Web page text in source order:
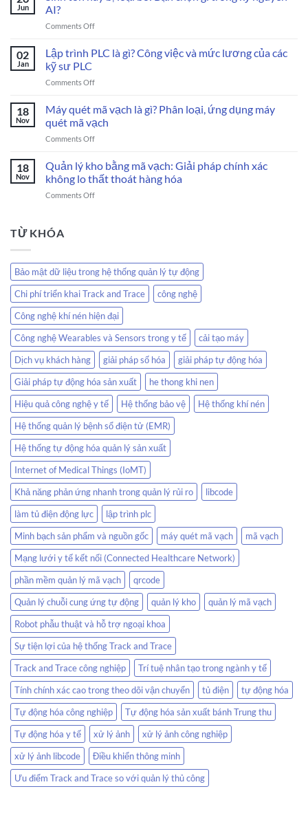
Mã
Code
Giả
Jun
AI?
Comments Offon
tồn
loại
Bạn
chọn
gì
nguyên
AI?
02
Jan
Lập trình PLC là gì? Công việc và mức lương của các
kỹ sư PLC
Comments Offon
trình
là
gì?
việc
và
18
Nov
Máy quét mã vạch là gì? Phân loại, ứng dụng máy
quét mã vạch
Comments Offon
quét
mã
vạch
là
máy
quét
mã
vạch
18
Nov
Quản lý kho bằng mã vạch: Giải pháp chính xác
không lo thất thoát hàng hóa
Comments Offon
vạch:
Giải
pháp
chính
xác
không
lo
thất
thoát
hàng
hóa
TỪ KHÓA
Bảo mật dữ liệu trong hệ thống quản lý tự động
Chi phí triển khai Track and Trace
công nghệ
Công nghệ khí nén hiện đại
Công nghệ Wearables và Sensors trong y tế
cải tạo máy
Dịch vụ khách hàng
giải pháp số hóa
giải pháp tự động hóa
Giải pháp tự động hóa sản xuất
he thong khi nen
Hiệu quả công nghệ y tế
Hệ thống bảo vệ
Hệ thống khí nén
Hệ thống quản lý bệnh sổ điện tử (EMR)
Hệ thống tự động hóa quản lý sản xuất
Internet of Medical Things (IoMT)
Khả năng phản ứng nhanh trong quản lý rủi ro
libcode
làm tủ điện động lực
lập trình plc
Minh bạch sản phẩm và nguồn gốc
máy quét mã vạch
mã vạch
Mạng lưới y tế kết nối (Connected Healthcare Network)
phần mềm quản lý mã vạch
qrcode
Quản lý chuỗi cung ứng tự động
quản lý kho
quản lý mã vạch
Robot phẫu thuật và hỗ trợ ngoại khoa
Sự tiện lợi của hệ thống Track and Trace
Track and Trace công nghiệp
Trí tuệ nhân tạo trong ngành y tế
Tính chính xác cao trong theo dõi vận chuyển
tủ điện
tự động hóa
Tự động hóa công nghiệp
Tự động hóa sản xuất bánh Trung thu
Tự động hóa y tế
xử lý ảnh
xử lý ảnh công nghiệp
xử lý ảnh libcode
Điều khiển thông minh
Ưu điểm Track and Trace so với quản lý thủ công